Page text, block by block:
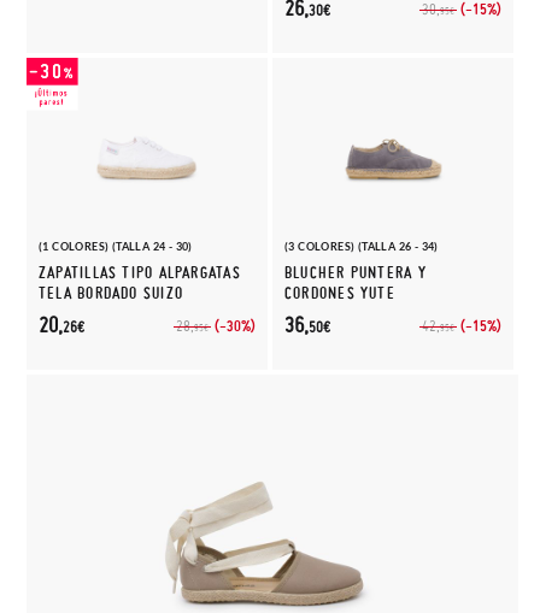
30,95€ (-15%)
26,30€
(1 COLORES) (TALLA 24 - 30)
ZAPATILLAS TIPO ALPARGATAS
TELA BORDADO SUIZO
28,95€ (-30%)
20,26€
(3 COLORES) (TALLA 26 - 34)
BLUCHER PUNTERA Y
CORDONES YUTE
42,95€ (-15%)
36,50€